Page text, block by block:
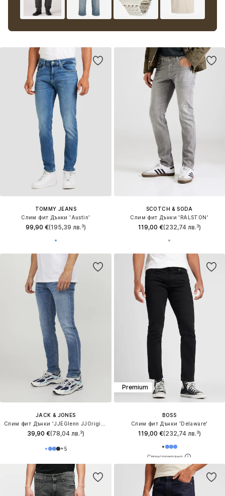
TOMMY JEANS
Слим фит Дънки 'Austin'
99,90 €(195,39 лв.³)
SCOTCH & SODA
Слим фит Дънки 'RALSTON'
119,00 €(232,74 лв.³)
JACK & JONES
39,90 €(78,04 лв.³)
+5
Premium
BOSS
Слим фит Дънки 'Delaware'
119,00 €(232,74 лв.³)